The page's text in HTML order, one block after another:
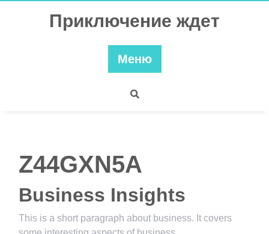
Приключение ждет
Меню
Z44GXN5A
Business Insights
This is a short paragraph about business. It covers